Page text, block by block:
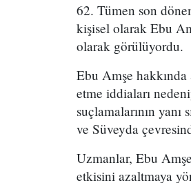
62. Tümen son
kişisel olarak Ebu
olarak görülüyordu.
Ebu Amşe
etme iddiaları
suçlamalarının
ve Süveyda
Uzmanlar, Ebu
etkisini azaltmaya